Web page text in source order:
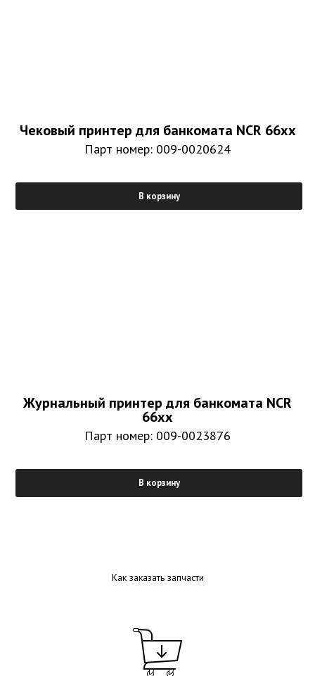
Чековый принтер для банкомата NCR 66xx
Парт номер: 009-0020624
В корзину
Журнальный принтер для банкомата NCR
66xx
Парт номер: 009-0023876
В корзину
Как заказать запчасти